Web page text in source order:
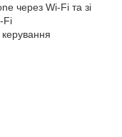
через Wi-Fi та зі
Fi